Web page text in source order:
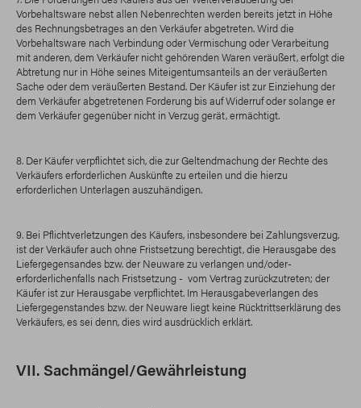
Vorbehaltsware nebst allen Nebenrechten werden bereits jetzt in Höhe
des Rechnungsbetrages an den Verkäufer abgetreten. Wird die
Vorbehaltsware nach Verbindung oder Vermischung oder Verarbeitung
mit anderen, dem Verkäufer nicht gehörenden Waren veräußert, erfolgt die
Abtretung nur in Höhe seines Miteigentumsanteils an der veräußerten
Sache oder dem veräußerten Bestand. Der Käufer ist zur Einziehung der
dem Verkäufer abgetretenen Forderung bis auf Widerruf oder solange er
dem Verkäufer gegenüber nicht in Verzug gerät, ermächtigt.
8. Der Käufer verpflichtet sich, die zur Geltendmachung der Rechte des
Verkäufers erforderlichen Auskünfte zu erteilen und die hierzu
erforderlichen Unterlagen auszuhändigen.
9. Bei Pflichtverletzungen des Käufers, insbesondere bei Zahlungsverzug,
ist der Verkäufer auch ohne Fristsetzung berechtigt, die Herausgabe des
Liefergegensandes bzw. der Neuware zu verlangen und/oder-
erforderlichenfalls nach Fristsetzung - vom Vertrag zurückzutreten; der
Käufer ist zur Herausgabe verpflichtet. Im Herausgabeverlangen des
Liefergegenstandes bzw. der Neuware liegt keine Rücktrittserklärung des
Verkäufers, es sei denn, dies wird ausdrücklich erklärt.
VII. Sachmängel/Gewährleistung